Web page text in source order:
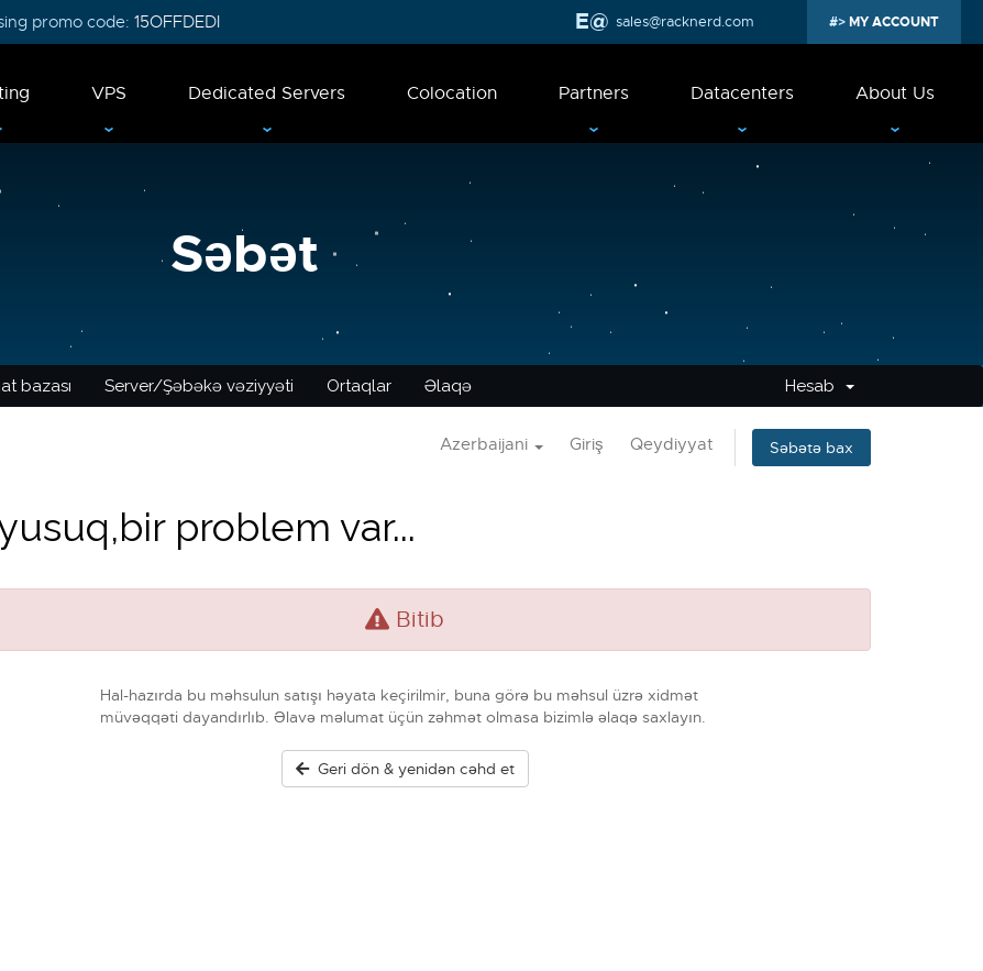
promo code: 15OFFDEDI sales@racknerd.com MY ACCOUNT
VPS Dedicated Servers Colocation Partners Datacenters About Us
Səbət
bazası Server/Şəbəkə vəziyyəti Ortaqlar Əlaqə Hesab
Azerbaijani Giriş Qeydiyyat Səbətə bax
problem var...
Bitib
Hal-hazırda bu məhsulun satışı həyata keçirilmir, buna görə bu məhsul üzrə xidmət
müvəqqəti dayandırlıb. Əlavə məlumat üçün zəhmət olmasa bizimlə əlaqə saxlayın.
Geri dön & yenidən cəhd et